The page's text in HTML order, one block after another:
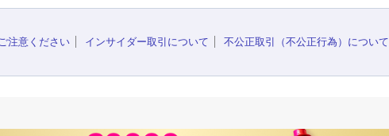
注意ください インサイダー取引について
不公正取引（不公正行為）について